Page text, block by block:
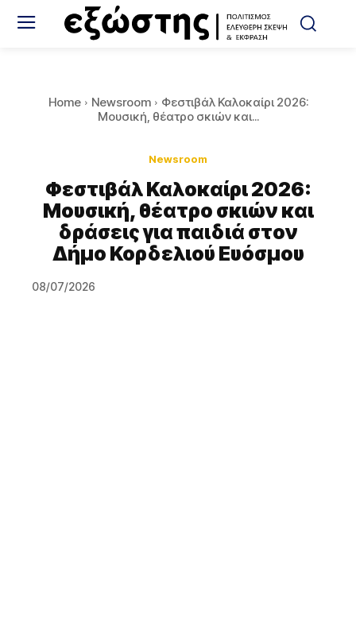
Home Newsroom
Φεστιβάλ Καλοκαίρι 2026:
Μουσική, θέατρο σκιών και...
Newsroom
Φεστιβάλ Καλοκαίρι 2026:
Μουσική, θέατρο σκιών και
δράσεις για παιδιά στον
Δήμο Κορδελιού Ευόσμου
08/07/2026